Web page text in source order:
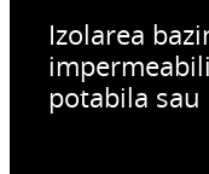
Izolarea
potabila